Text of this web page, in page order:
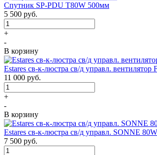
Спутник SP-PDU T80W 500мм
5 500 руб.
+
-
В корзину
Estares св-к-люстра св/д управл.
11 000 руб.
+
-
В корзину
Estares св-к-люстра св/д управл. SONNE
7 500 руб.